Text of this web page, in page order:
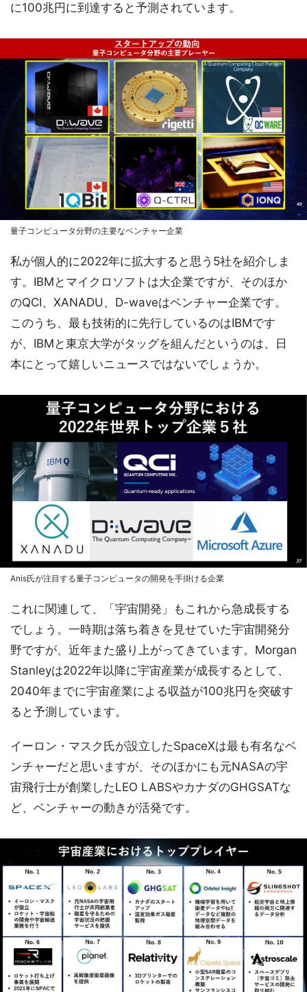
に100兆円に到達すると予測されています。
量子コンピュータ分野の主要なベンチャー企業
私が個人的に2022年に拡大すると思う5社を紹介しま
す。IBMとマイクロソフトは大企業ですが、そのほか
のQCI、XANADU、D-waveはベンチャー企業です。
このうち、最も技術的に先行しているのはIBMです
が、IBMと東京大学がタッグを組んだというのは、日
本にとって嬉しいニュースではないでしょうか。
Anis氏が注目する量子コンピュータの開発を手掛ける企業
これに関連して、「宇宙開発」もこれから急成長する
でしょう。一時期は落ち着きを見せていた宇宙開発分
野ですが、近年また盛り上がってきています。Morgan
Stanleyは2022年以降に宇宙産業が成長するとして、
2040年までに宇宙産業による収益が100兆円を突破す
ると予測しています。
イーロン・マスク氏が設立したSpaceXは最も有名なベ
ンチャーだと思いますが、そのほかにも元NASAの宇
宙飛行士が創業したLEO LABSやカナダのGHGSATな
ど、ベンチャーの動きが活発です。